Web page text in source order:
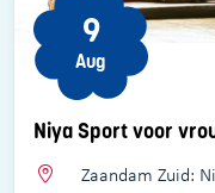
Niya Sport voor
9
Aug
Zaandam Zuid: